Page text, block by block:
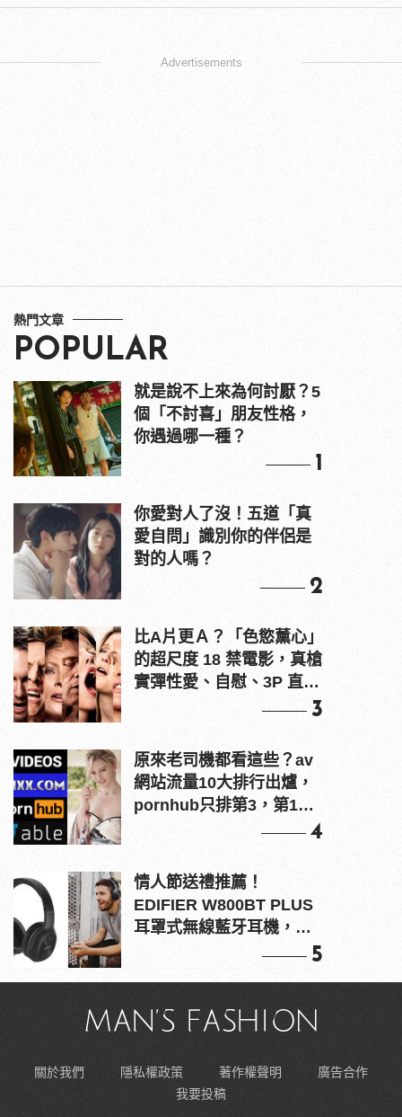
Advertisements
熱門文章
POPULAR
就是說不上來為何討厭？5
個「不討喜」朋友性格，
你遇過哪一種？
1
你愛對人了沒！五道「真
愛自問」識別你的伴侶是
對的人嗎？
2
比A片更Ａ？「色慾薰心」
的超尺度 18 禁電影，真槍
實彈性愛、自慰、3P 直接
3
原來老司機都看這些？av
網站流量10大排行出爐，
pornhub只排第3，第1名
4
情人節送禮推薦！
EDIFIER W800BT PLUS
耳罩式無線藍牙耳機，在
5
關於我們 隱私權政策 著作權聲明
廣告合作
我要投稿